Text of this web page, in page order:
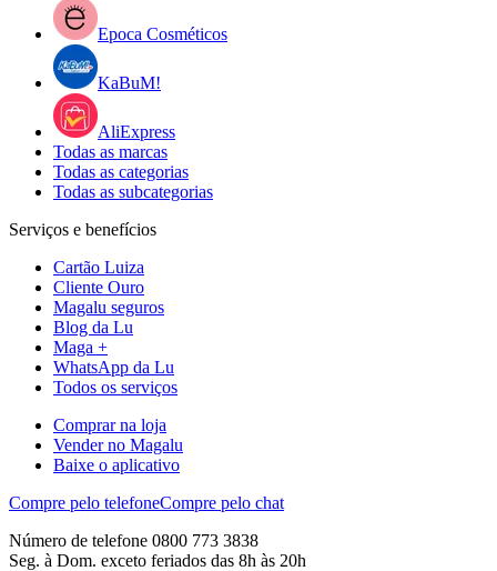
Epoca Cosméticos
KaBuM!
AliExpress
Todas as marcas
Todas as categorias
Todas as subcategorias
Serviços e benefícios
Cartão Luiza
Cliente Ouro
Magalu seguros
Blog da Lu
Maga +
WhatsApp da Lu
Todos os serviços
Comprar na loja
Vender no Magalu
Baixe o aplicativo
Compre pelo telefoneCompre pelo chat
Número de telefone 0800 773 3838
Seg. à Dom. exceto feriados das 8h às 20h